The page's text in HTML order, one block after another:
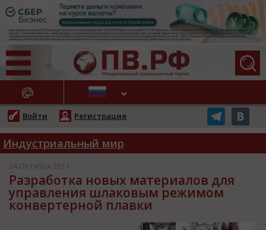
НОВОСТИ
Войти Регистрация
Индустриальный мир
24 Октября 2011
Разработка новых материалов для
управления шлаковым режимом
конвертерной плавки